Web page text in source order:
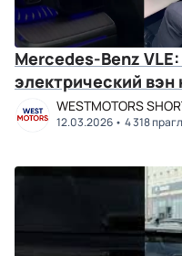
Mercedes-Benz
электрический вэн
WESTMOTORS
12.03.2026 4 318